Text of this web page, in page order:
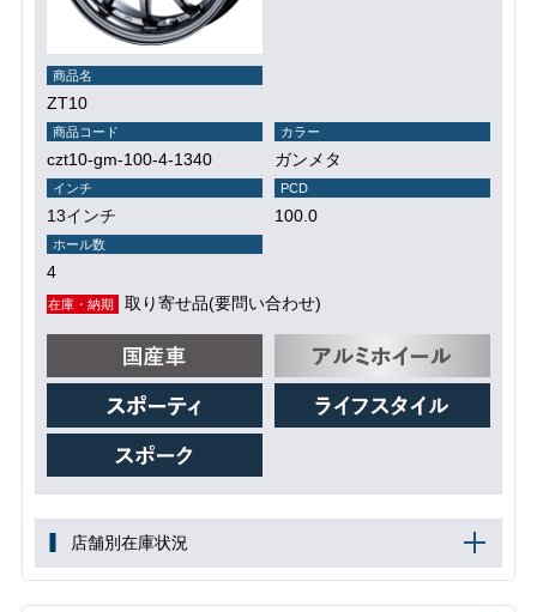
商品名
ZT10
商品コード
czt10-gm-100-4-1340
カラー
ガンメタ
インチ
13インチ
PCD
100.0
ホール数
4
在庫・納期 取り寄せ品(要問い合わせ)
店舗別在庫状況